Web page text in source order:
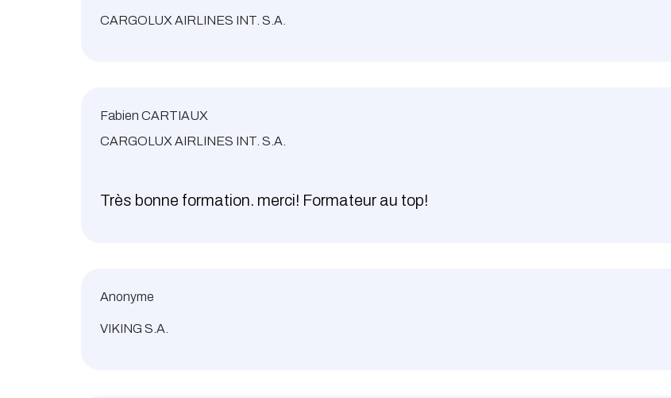
CARGOLUX AIRLINES INT. S.A.
Fabien CARTIAUX
CARGOLUX AIRLINES INT. S.A.
Très bonne formation. merci! Formateur au top!
Anonyme
VIKING S.A.